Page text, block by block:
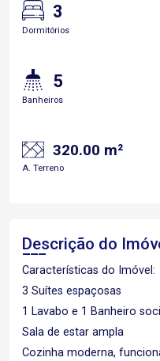
3
Dormitórios
5
Banheiros
320.00 m²
A. Terreno
Descrição do
Características do Imóvel:
3 Suítes espaçosas
1 Lavabo e 1 Banheiro
Sala de estar ampla
Cozinha moderna,